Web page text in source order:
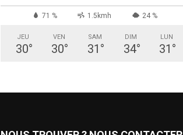
71 % 1.5kmh 24 %
JEU
30°
VEN
30°
SAM
31 °
DIM
34°
LUN
31 °